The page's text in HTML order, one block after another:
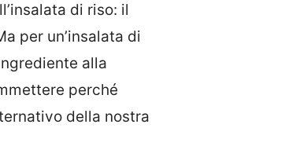
di riso: il
per un’insalata di
alla
perché
della nostra